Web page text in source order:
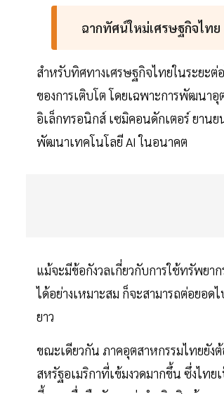
ฉากทัศน์ใหม่เศรษฐกิจไทย
สำหรับทิศทางเศรษฐกิจไทยในระยะ
ของการเติบโต โดยเฉพาะการพัฒนา
อิเล็กทรอนิกส์ เซมิคอนดักเตอร์ ยาน
พัฒนาเทคโนโลยี AI ในอนาคต
แม้จะมีข้อกังวลเกี่ยวกับการใช้ทรัพยา
ได้อย่างเหมาะสม ก็จะสามารถต่อยอ
ยาว
ขณะเดียวกัน ภาคอุตสาหกรรมไทยยัง
สหรัฐอเมริกาที่เข้มงวดมากขึ้น ซึ่งไท